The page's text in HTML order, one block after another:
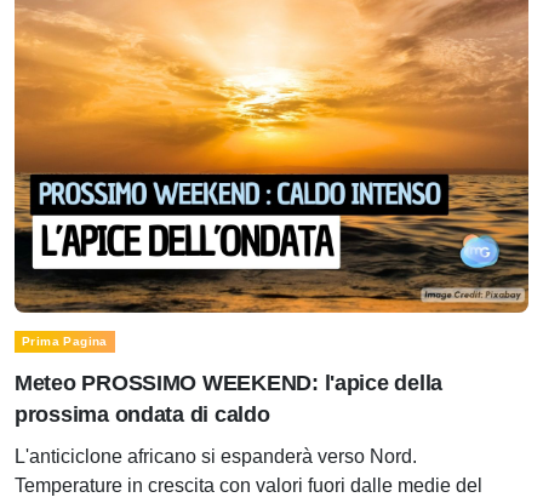
Prima Pagina
Meteo PROSSIMO WEEKEND: l'apice della
prossima ondata di caldo
L'anticiclone africano si espanderà verso Nord.
Temperature in crescita con valori fuori dalle medie del